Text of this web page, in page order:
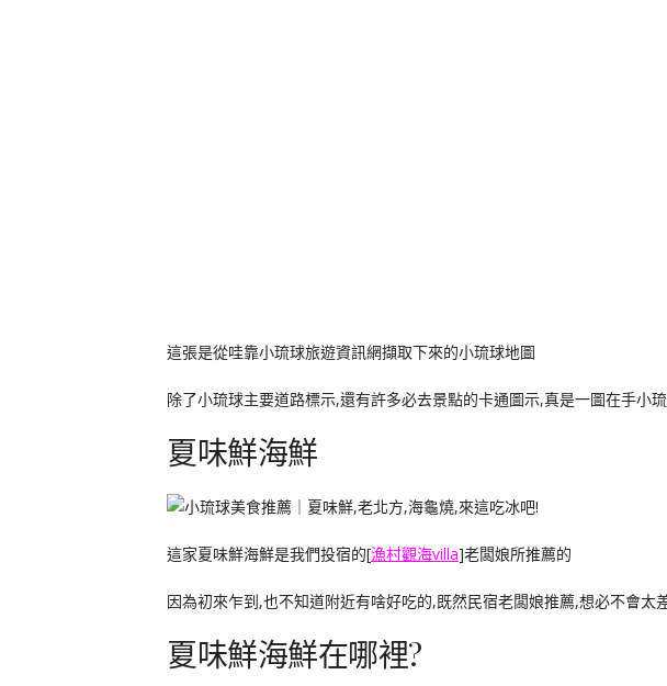
這張是從哇靠小琉球旅遊資訊網擷取下來的小琉球地圖
除了小琉球主要道路標示,還有許多必去景點的卡通圖示,真是一圖在手小琉
夏味鮮海鮮
這家夏味鮮海鮮是我們投宿的[漁村觀海villa]老闆娘所推薦的
因為初來乍到,也不知道附近有啥好吃的,既然民宿老闆娘推薦,想必不會太
夏味鮮海鮮在哪裡?